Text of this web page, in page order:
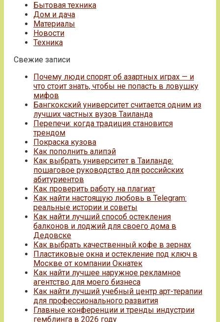
Бытовая техника
Дом и дача
Материалы
Новости
Техника
Свежие записи
Почему люди спорят об азартных играх — и
что стоит знать, чтобы не попасть в ловушку
мифов
Бангкокский университет считается одним из
лучших частных вузов Таиланда
Перепечи: когда традиция становится
трендом
Покраска кузова
Как пополнить алипэй
Как выбрать университет в Таиланде:
пошаговое руководство для российских
абитуриентов
Как проверить работу на плагиат
Как найти настоящую любовь в Telegram:
реальные истории и советы
Как найти лучший способ остекления
балконов и лоджий для своего дома в
Дедовске
Как выбрать качественный кофе в зернах
Пластиковые окна и остекление под ключ в
Москве от компании Окнатек
Как найти лучшее наружное рекламное
агентство для моего бизнеса
Как найти лучший учебный центр арт-терапии
для профессионального развития
Главные конференции и тренды индустрии
гемблинга в 2026 году